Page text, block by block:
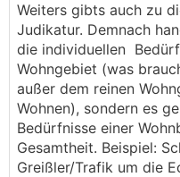
Weiters gibts auch zu
Judikatur. Demnach
die individuellen
Wohngebiet (was
außer dem reinen
Wohnen), sondern es
Bedürfnisse einer
Gesamtheit. Beispiel:
Greißler/Trafik um die